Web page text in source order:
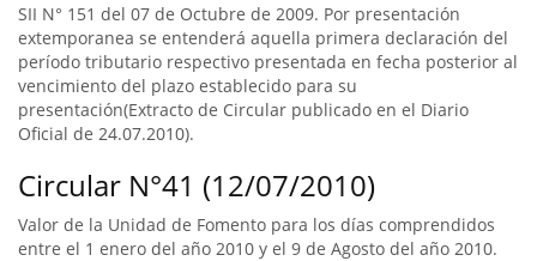
SII N° 151 del 07 de Octubre de 2009. Por presentación
extemporanea se entenderá aquella primera declaración del
período tributario respectivo presentada en fecha posterior al
vencimiento del plazo establecido para su
presentación(Extracto de Circular publicado en el Diario
Oficial de 24.07.2010).
Circular N°41 (12/07/2010)
Valor de la Unidad de Fomento para los días comprendidos
entre el 1 enero del año 2010 y el 9 de Agosto del año 2010.